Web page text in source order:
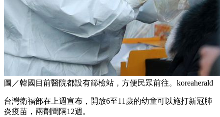
圖／韓國目前醫院都設有篩檢站，方便民眾前往。koreaherald
台灣衛福部在上週宣布，開放6至11歲的幼童可以施打新冠肺
炎疫苗，兩劑間隔12週。